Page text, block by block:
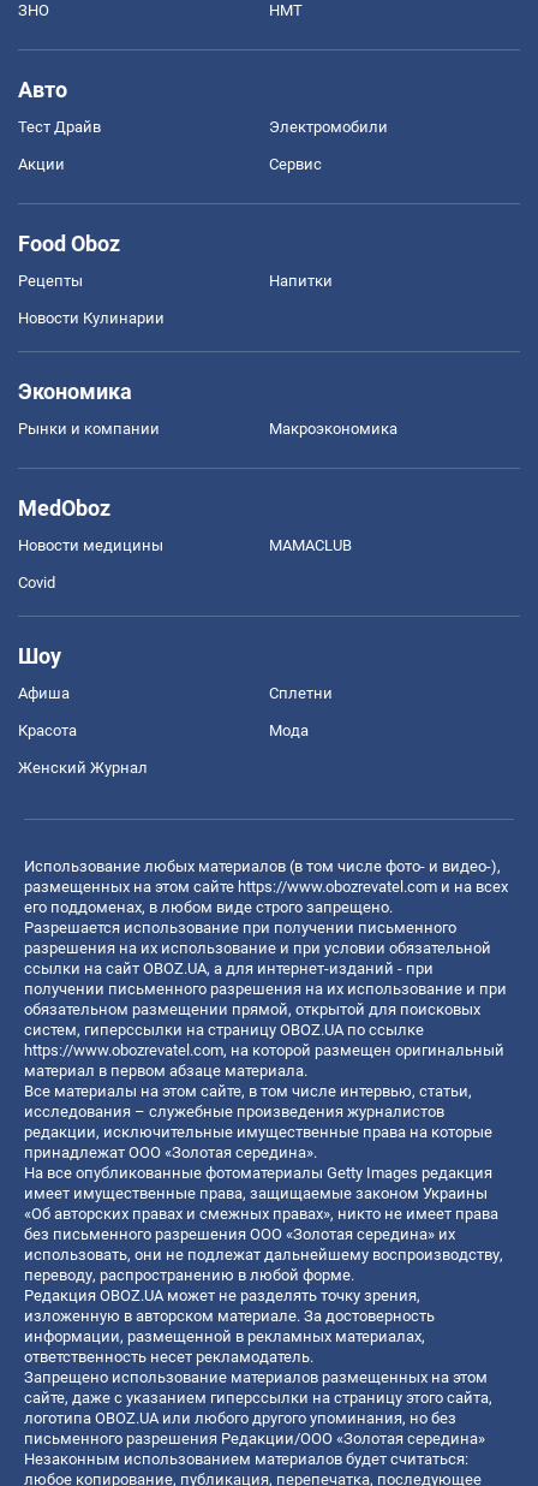
ЗНО НМТ
Авто
Тест Драйв Электромобили
Акции Сервис
Food Oboz
Рецепты Напитки
Новости Кулинарии
Экономика
Рынки и компании Mакроэкономика
MedOboz
Новости медицины MAMACLUB
Covid
Шоу
Афиша Сплетни
Красота Мода
Женский Журнал
Использование любых материалов (в том числе фото- и видео-),
размещенных на этом сайте https://www.obozrevatel.com и на всех
его поддоменах, в любом виде строго запрещено.
Разрешается использование при получении письменного
разрешения на их использование и при условии обязательной
ссылки на сайт OBOZ.UA, а для интернет-изданий - при
получении письменного разрешения на их использование и при
обязательном размещении прямой, открытой для поисковых
систем, гиперссылки на страницу OBOZ.UA по ссылке
https://www.obozrevatel.com, на которой размещен оригинальный
материал в первом абзаце материала.
Все материалы на этом сайте, в том числе интервью, статьи,
исследования – служебные произведения журналистов
редакции, исключительные имущественные права на которые
принадлежат ООО «Золотая середина».
На все опубликованные фотоматериалы Getty Images редакция
имеет имущественные права, защищаемые законом Украины
«Об авторских правах и смежных правах», никто не имеет права
без письменного разрешения ООО «Золотая середина» их
использовать, они не подлежат дальнейшему воспроизводству,
переводу, распространению в любой форме.
Редакция OBOZ.UA может не разделять точку зрения,
изложенную в авторском материале. За достоверность
информации, размещенной в рекламных материалах,
ответственность несет рекламодатель.
Запрещено использование материалов размещенных на этом
сайте, даже с указанием гиперссылки на страницу этого сайта,
логотипа OBOZ.UA или любого другого упоминания, но без
письменного разрешения Редакции/ООО «Золотая середина»
Незаконным использованием материалов будет считаться:
любое копирование, публикация, перепечатка, последующее